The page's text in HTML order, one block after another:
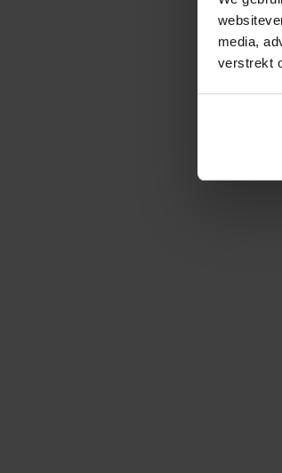
media,
verstrekt